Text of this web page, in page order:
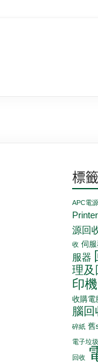
標籤
APC電
源回
收 伺
服器
理及
印
收購電
腦回
碎紙 舊
電子垃圾
回收